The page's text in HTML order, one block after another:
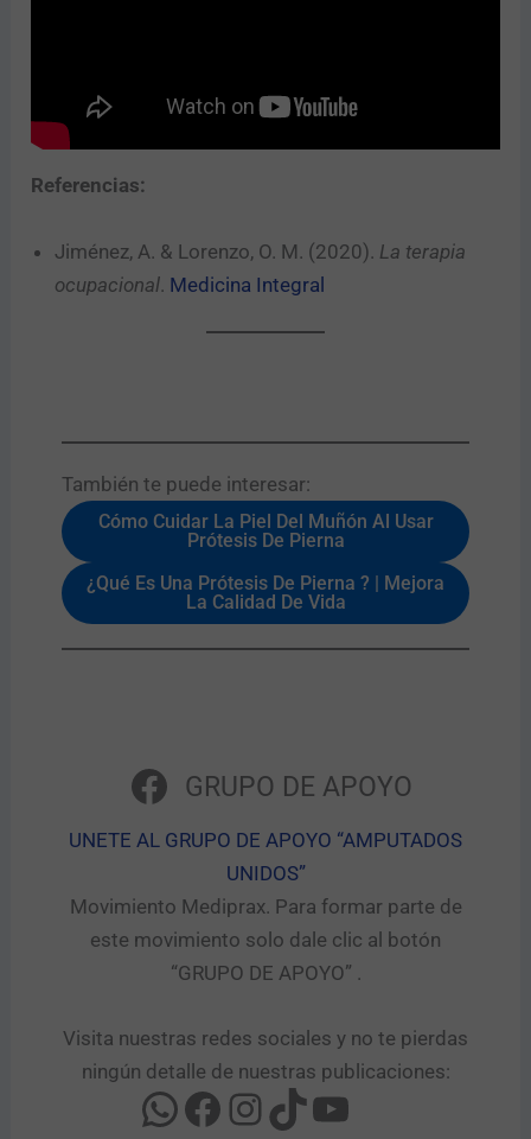
Referencias:
Jiménez, A. & Lorenzo, O. M. (2020). La terapia
ocupacional. Medicina Integral
También te puede interesar:​
Cómo Cuidar La Piel Del Muñón Al Usar
Prótesis De Pierna
¿Qué Es Una Prótesis De Pierna ? | Mejora
La Calidad De Vida
GRUPO DE APOYO
UNETE AL GRUPO DE APOYO “AMPUTADOS
UNIDOS”​
Movimiento Mediprax. Para formar parte de
este movimiento solo dale clic al botón
“GRUPO DE APOYO” .​
Visita nuestras redes sociales y no te pierdas
ningún detalle de nuestras publicaciones: